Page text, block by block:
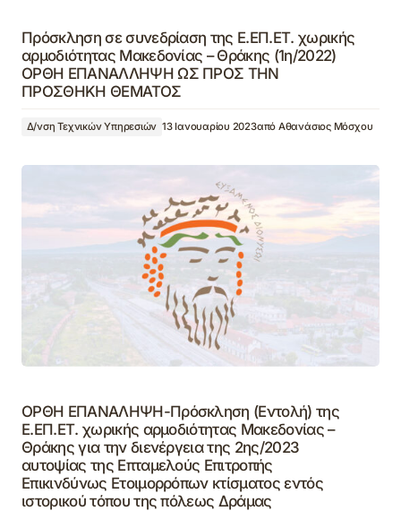
Πρόσκληση σε συνεδρίαση της Ε.ΕΠ.ΕΤ. χωρικής
αρμοδιότητας Μακεδονίας – Θράκης (1η/2022)
ΟΡΘΗ ΕΠΑΝΑΛΛΗΨΗ ΩΣ ΠΡΟΣ ΤΗΝ
ΠΡΟΣΘΗΚΗ ΘΕΜΑΤΟΣ
Δ/νση Τεχνικών Υπηρεσιών 13 Ιανουαρίου 2023από Αθανάσιος Μόσχου
ΟΡΘΗ ΕΠΑΝΑΛΗΨΗ-Πρόσκληση (Εντολή) της
Ε.ΕΠ.ΕΤ. χωρικής αρμοδιότητας Μακεδονίας –
Θράκης για την διενέργεια της 2ης/2023
αυτοψίας της Επταμελούς Επιτροπής
Επικινδύνως Ετοιμορρόπων κτίσματος εντός
ιστορικού τόπου της πόλεως Δράμας